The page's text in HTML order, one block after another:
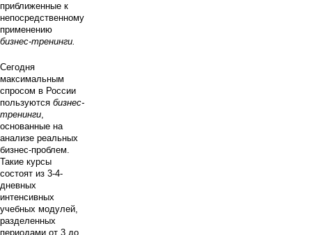
приближенные к
непосредственному
применению
бизнес-тренинги.
Сегодня
максимальным
спросом в России
пользуются бизнес-
тренинги,
основанные на
анализе реальных
бизнес-проблем.
Такие курсы
состоят из 3-4-
дневных
интенсивных
учебных модулей,
разделенных
периодами от 3 до